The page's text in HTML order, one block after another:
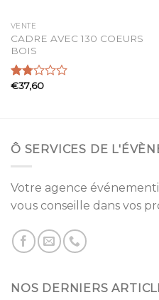
VENTE
CADRE AVEC 130 COEURS
BOIS
Note
€37,60
Ô SERVICES DE
Votre agence
vous conseille dans vos
NOS DERNIERS